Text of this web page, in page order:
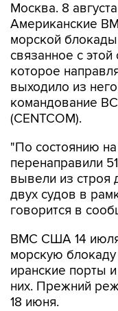
Москва. 8
Американские
морской
связанное с
которое
выходило из
командование
(CENTCOM).
"По состоянию на
перенаправили
вывели из строя
двух судов в
говорится в
ВМС США 14
морскую
иранские порты
них. Прежний
18 июня.